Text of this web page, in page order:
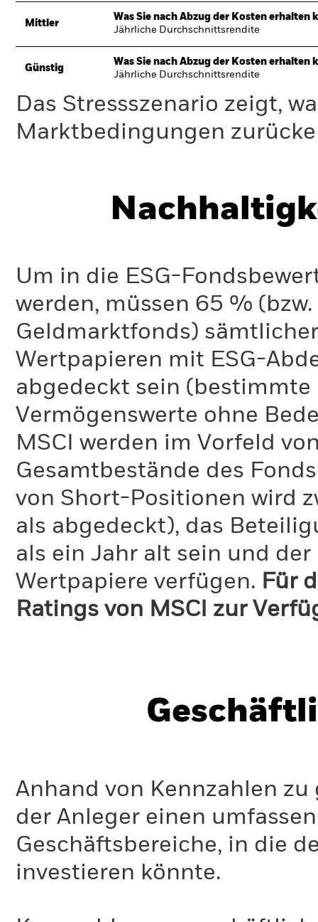
Mittler
Was Sie nach Abzug der Kosten erhalten
Jährliche Durchschnittsrendite
Günstig
Was Sie nach Abzug der Kosten erhalten
Jährliche Durchschnittsrendite
Das Stressszenario zeigt,
Marktbedingungen
Um in die ESG-
werden, müssen 65 %
Geldmarktfonds)
Wertpapieren mit ESG-
abgedeckt sein
Vermögenswerte ohne
MSCI werden im Vorfeld
Gesamtbestände des
von Short-Positionen wird
als abgedeckt), das
als ein Jahr alt sein und
Wertpapiere verfügen. Für
Ratings von MSCI zur
Anhand von Kennzahlen
der Anleger einen
Geschäftsbereiche, in die
investieren könnte.